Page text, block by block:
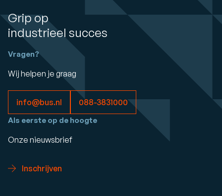
Grip op
industrieel succes
Vragen?
Wij helpen je graag
info@bus.nl 088-3831000
Als eerste op de hoogte
Onze nieuwsbrief
Inschrijven